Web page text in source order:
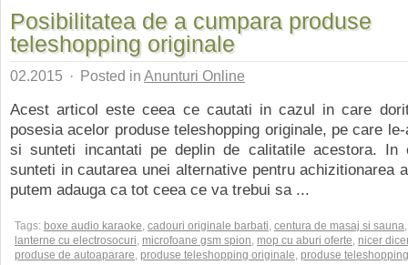
Posibilitatea de a cumpara produse
teleshopping originale
02.2015 · Posted in Anunturi Online
Acest articol este ceea ce cautati in cazul in care
posesia acelor produse teleshopping originale, pe care
si sunteti incantati pe deplin de calitatile acestora. In
sunteti in cautarea unei alternative pentru achizitionarea
putem adauga ca tot ceea ce va trebui sa ...
Tags: boxe audio karaoke, cadouri originale barbati, centura de masaj si sauna,
lanterne cu electrosocuri, microfoane gsm spion, mop cu aburi oferte, nicer
produse de autoaparare, produse teleshopping originale, produse